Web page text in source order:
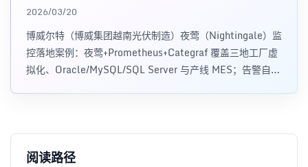
2026/03/20
博威尔特（博威集团越南光伏制造）夜莺（Nightingale）监
控落地案例：夜莺+Prometheus+Categraf 覆盖三地工厂虚
拟化、Oracle/MySQL/SQL Server 与产线 MES；告警自动
阅读路径